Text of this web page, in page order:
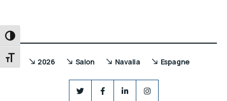
PASSER EN CONTRASTE ÉLEVÉ
CHANGER LA TAILLE DE LA POLICE
2026 Salon Navalia Espagne